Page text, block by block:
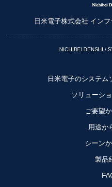
日米電子株式会社 イン
NICHIBEI DENSHI /
日米電子のシステム
ソリューシ
ご要望
用途か
シーン
製品